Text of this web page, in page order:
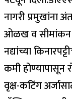
नागरी प्रमुखांना
ओळख व सीमांकन
नद्यांच्या
कमी होण्यापासून
वृक्ष-कटिंग